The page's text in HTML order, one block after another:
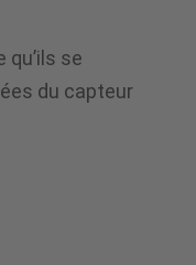
se
du capteur